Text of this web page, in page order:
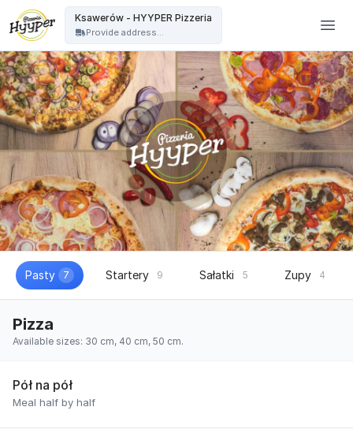
Ksawerów - HYYPER Pizzeria
Provide address...
Pasty 7 Startery 9 Sałatki 5 Zupy 4
Pizza
Available sizes: 30 cm, 40 cm, 50 cm.
Pół na pół
Meal half by half